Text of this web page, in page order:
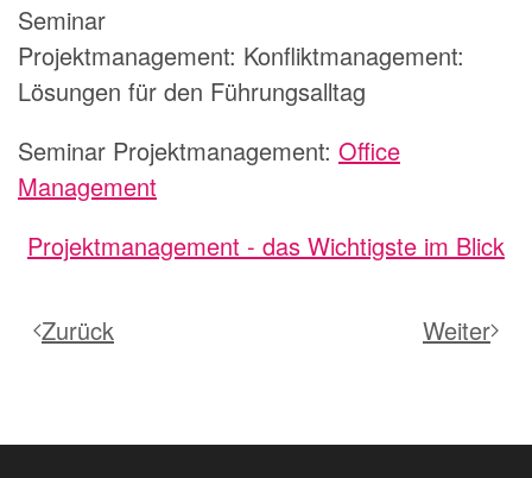
Seminar
Projektmanagement: Konfliktmanagement:
Lösungen für den Führungsalltag
Seminar Projektmanagement: Office
Management
Projektmanagement - das Wichtigste im Blick
Zurück Weiter